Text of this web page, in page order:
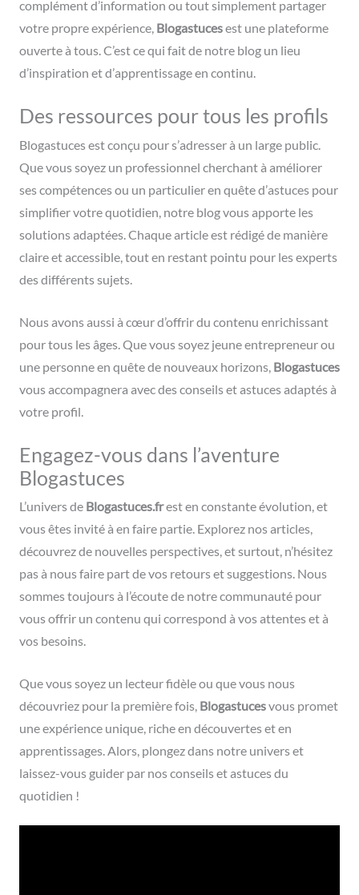
complément d’information ou tout simplement partager
votre propre expérience, Blogastucesest une plateforme
ouverte à tous. C’est ce qui fait de notre blog un lieu
d’inspiration et d’apprentissage en continu.
Des ressources pour tous les profils
Blogastuces est conçu pour s’adresser à un large public.
Que vous soyez un professionnel cherchant à améliorer
ses compétences ou un particulier en quête d’astuces pour
simplifier votre quotidien, notre blog vous apporte les
solutions adaptées. Chaque article est rédigé de manière
claire et accessible, tout en restant pointu pour les experts
des différents sujets.
Nous avons aussi à cœur d’offrir du contenu enrichissant
pour tous les âges. Que vous soyez jeune entrepreneur ou
une personne en quête de nouveaux horizons, Blogastuces
vous accompagnera avec des conseils et astuces adaptés à
votre profil.
Engagez-vous dans l’aventure
Blogastuces
L’univers de Blogastuces.frest en constante évolution, et
vous êtes invité à en faire partie. Explorez nos articles,
découvrez de nouvelles perspectives, et surtout, n’hésitez
pas à nous faire part de vos retours et suggestions. Nous
sommes toujours à l’écoute de notre communauté pour
vous offrir un contenu qui correspond à vos attentes et à
vos besoins.
Que vous soyez un lecteur fidèle ou que vous nous
découvriez pour la première fois, Blogastucesvous promet
une expérience unique, riche en découvertes et en
apprentissages. Alors, plongez dans notre univers et
laissez-vous guider par nos conseils et astuces du
quotidien !